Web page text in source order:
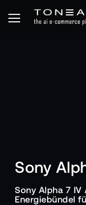
Sony
Sony Alpha 7
Energiebündel